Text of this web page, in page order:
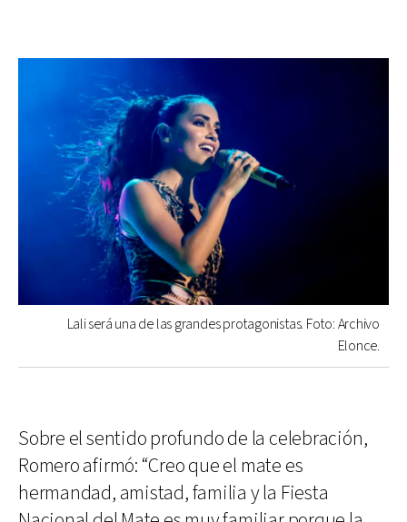
Lali será una de las grandes protagonistas. Foto: Archivo
Elonce.
Sobre el sentido profundo de la celebración,
Romero afirmó: “Creo que el mate es
hermandad, amistad, familia y la Fiesta